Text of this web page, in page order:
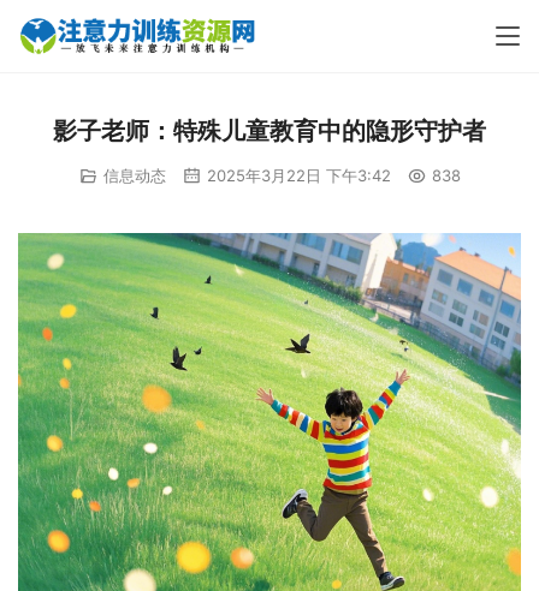
影子老师：特殊儿童教育中的隐形守护者
信息动态 2025年3月22日 下午3:42 838